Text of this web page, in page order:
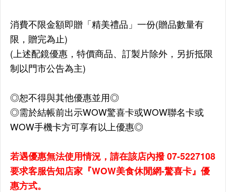
消費不限金額即贈「精美禮品」一份(贈品數量有
限，贈完為止)
(上述配鏡優惠，特價商品、訂製片除外，另折抵限
制以門市公告為主)
◎恕不得與其他優惠並用◎
◎需於結帳前出示WOW驚喜卡或WOW聯名卡或
WOW手機卡方可享有以上優惠◎
若遇優惠無法使用情況，請在該店內撥 07-5227108
要求客服告知店家『WOW美食休閒網-驚喜卡』優
惠方式。